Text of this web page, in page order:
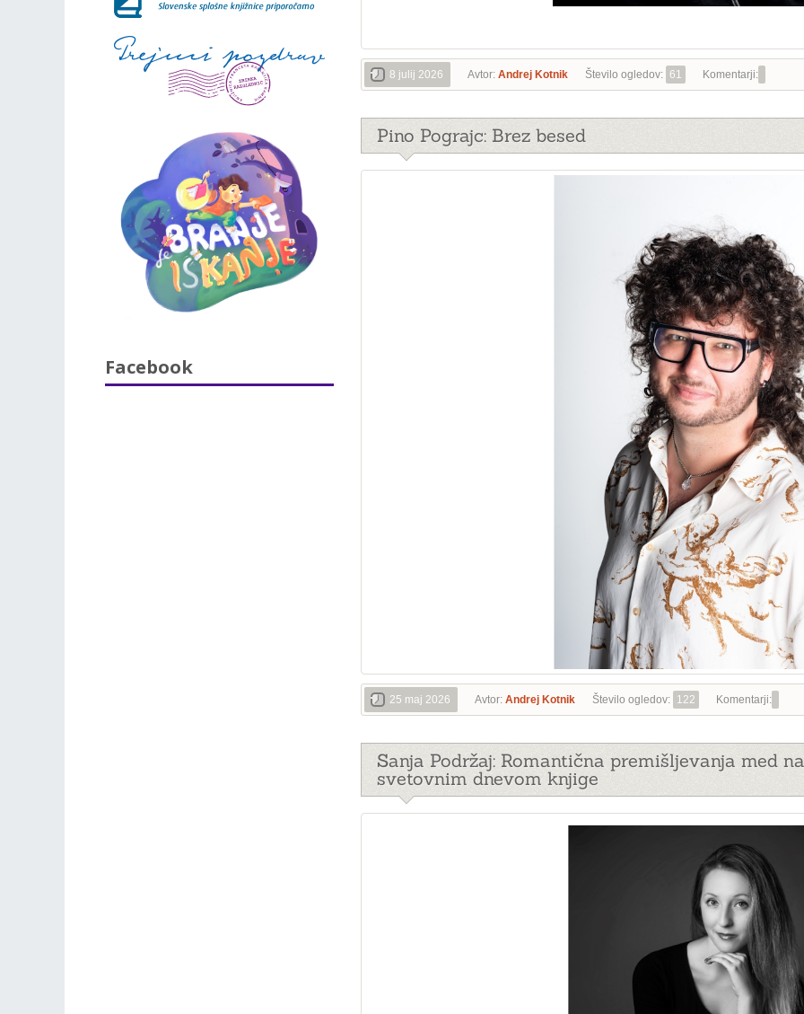
8 julij 2026 Avtor: Andrej Kotnik Število ogledov: 61 Komentarji:
Pino Pograjc: Brez besed
25 maj 2026 Avtor: Andrej Kotnik Število ogledov: 122 Komentarji:
Sanja Podržaj: Romantična premišljevanja med
svetovnim dnevom knjige
Facebook